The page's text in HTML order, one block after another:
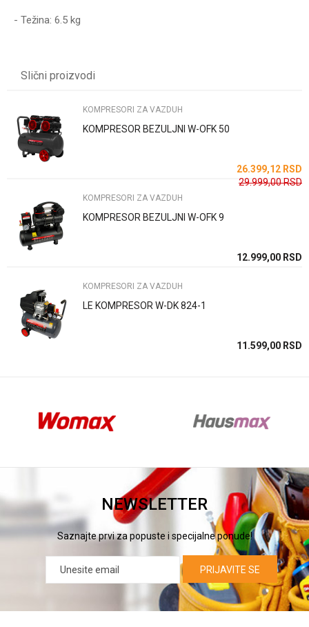
- Težina: 6.5 kg
Težina specifikacija
WOMAX
NAPON 230V
Poruka
Anti-spam zaštita - izračunajte koliko je 2 + 3 :
POŠALJI
Slični proizvodi
KOMPRESORI ZA VAZDUH
KOMPRESOR BEZULJNI W-OFK 50
26.399,12 RSD
29.999,00RSD
KOMPRESORI ZA VAZDUH
KOMPRESOR BEZULJNI W-OFK 9
12.999,00 RSD
KOMPRESORI ZA VAZDUH
LE KOMPRESOR W-DK 824-1
11.599,00 RSD
NEWSLETTER
Saznajte prvi za popuste i specijalne ponude!
PRIJAVITE SE